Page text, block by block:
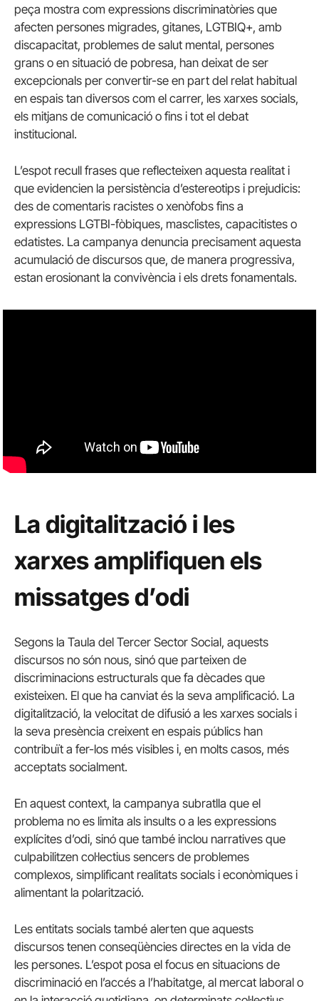
peça mostra com expressions discriminatòries que
afecten persones migrades, gitanes, LGTBIQ+, amb
discapacitat, problemes de salut mental, persones
grans o en situació de pobresa, han deixat de ser
excepcionals per convertir-se en part del relat habitual
en espais tan diversos com el carrer, les xarxes socials,
els mitjans de comunicació o fins i tot el debat
institucional.
L’espot recull frases que reflecteixen aquesta realitat i
que evidencien la persistència d’estereotips i prejudicis:
des de comentaris racistes o xenòfobs fins a
expressions LGTBI-fòbiques, masclistes, capacitistes o
edatistes. La campanya denuncia precisament aquesta
acumulació de discursos que, de manera progressiva,
estan erosionant la convivència i els drets fonamentals.
La digitalització i les
xarxes amplifiquen els
missatges d’odi
Segons la Taula del Tercer Sector Social, aquests
discursos no són nous, sinó que parteixen de
discriminacions estructurals que fa dècades que
existeixen. El que ha canviat és la seva amplificació. La
digitalització, la velocitat de difusió a les xarxes socials i
la seva presència creixent en espais públics han
contribuït a fer-los més visibles i, en molts casos, més
acceptats socialment.
En aquest context, la campanya subratlla que el
problema no es limita als insults o a les expressions
explícites d’odi, sinó que també inclou narratives que
culpabilitzen col·lectius sencers de problemes
complexos, simplificant realitats socials i econòmiques i
alimentant la polarització.
Les entitats socials també alerten que aquests
discursos tenen conseqüències directes en la vida de
les persones. L’espot posa el focus en situacions de
discriminació en l’accés a l’habitatge, al mercat laboral o